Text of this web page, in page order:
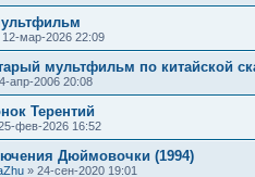
12-мар-2026 22:09
мультфильм по китайской
апр-2006 20:08
Терентий
фев-2026 16:52
Дюймовочки (1994)
» 24-сен-2020 19:01